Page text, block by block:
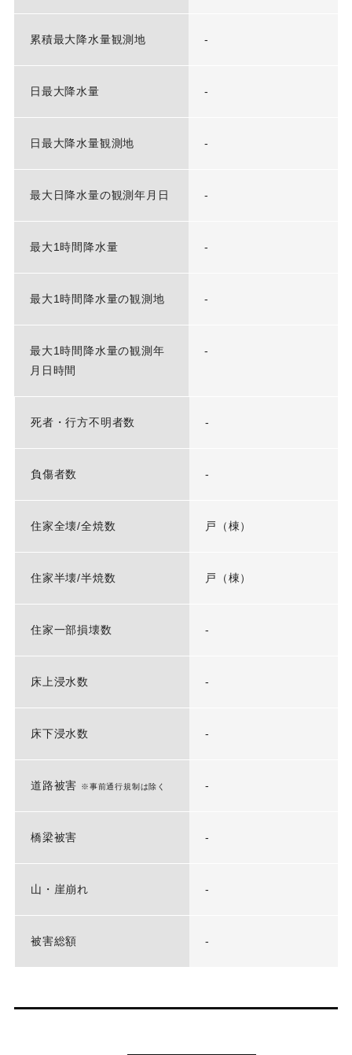
累積最大降水量観測地 -
日最大降水量 -
日最大降水量観測地 -
最大日降水量の観測年月日 -
最大1時間降水量 -
最大1時間降水量の観測地 -
最大1時間降水量の観測年
月日時間
-
死者・行方不明者数 -
負傷者数 -
住家全壊/全焼数 戸（棟）
住家半壊/半焼数 戸（棟）
住家一部損壊数 -
床上浸水数 -
床下浸水数 -
道路被害 ※事前通行規制は除く -
橋梁被害 -
山・崖崩れ -
被害総額 -